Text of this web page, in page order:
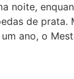
noite,
de
ano, o